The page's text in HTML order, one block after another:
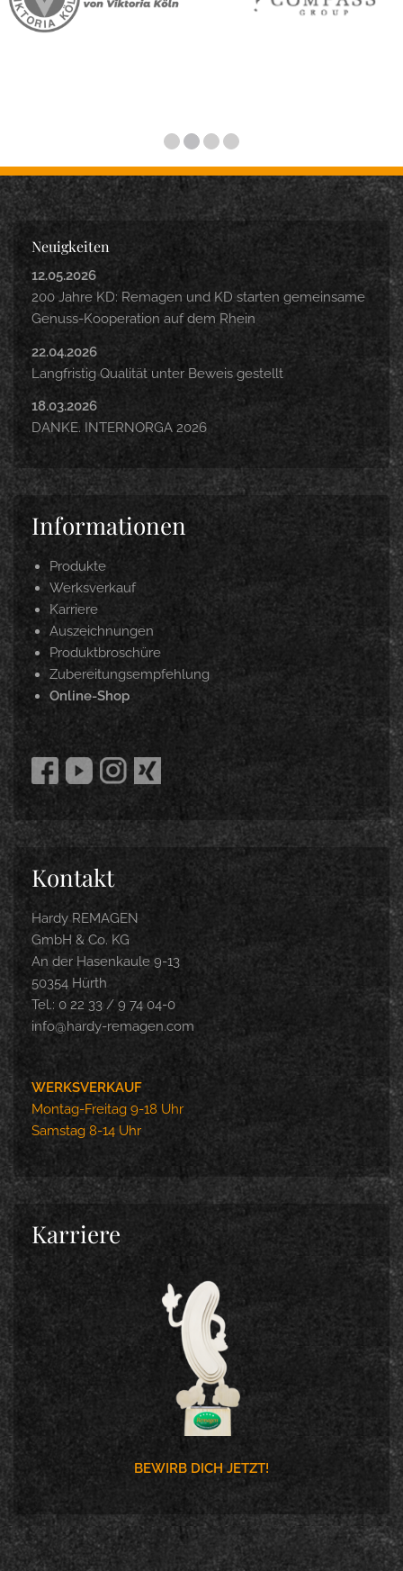
Neuigkeiten
12.05.2026
200 Jahre KD: Remagen und KD starten gemeinsame
Genuss-Kooperation auf dem Rhein
22.04.2026
Langfristig Qualität unter Beweis gestellt
18.03.2026
DANKE. INTERNORGA 2026
Informationen
Produkte
Werksverkauf
Karriere
Auszeichnungen
Produktbroschüre
Zubereitungsempfehlung
Online-Shop
Kontakt
Hardy REMAGEN
GmbH & Co. KG
An der Hasenkaule 9-13
50354 Hürth
Tel.: 0 22 33 / 9 74 04-0
info@hardy-remagen.com
WERKSVERKAUF
Montag-Freitag 9-18 Uhr
Samstag 8-14 Uhr
Karriere
BEWIRB DICH JETZT!